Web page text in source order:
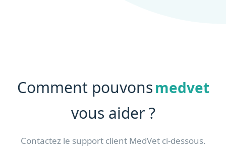
Comment pouvonsmedvet
vous aider ?
Contactez le support client MedVet ci-dessous.